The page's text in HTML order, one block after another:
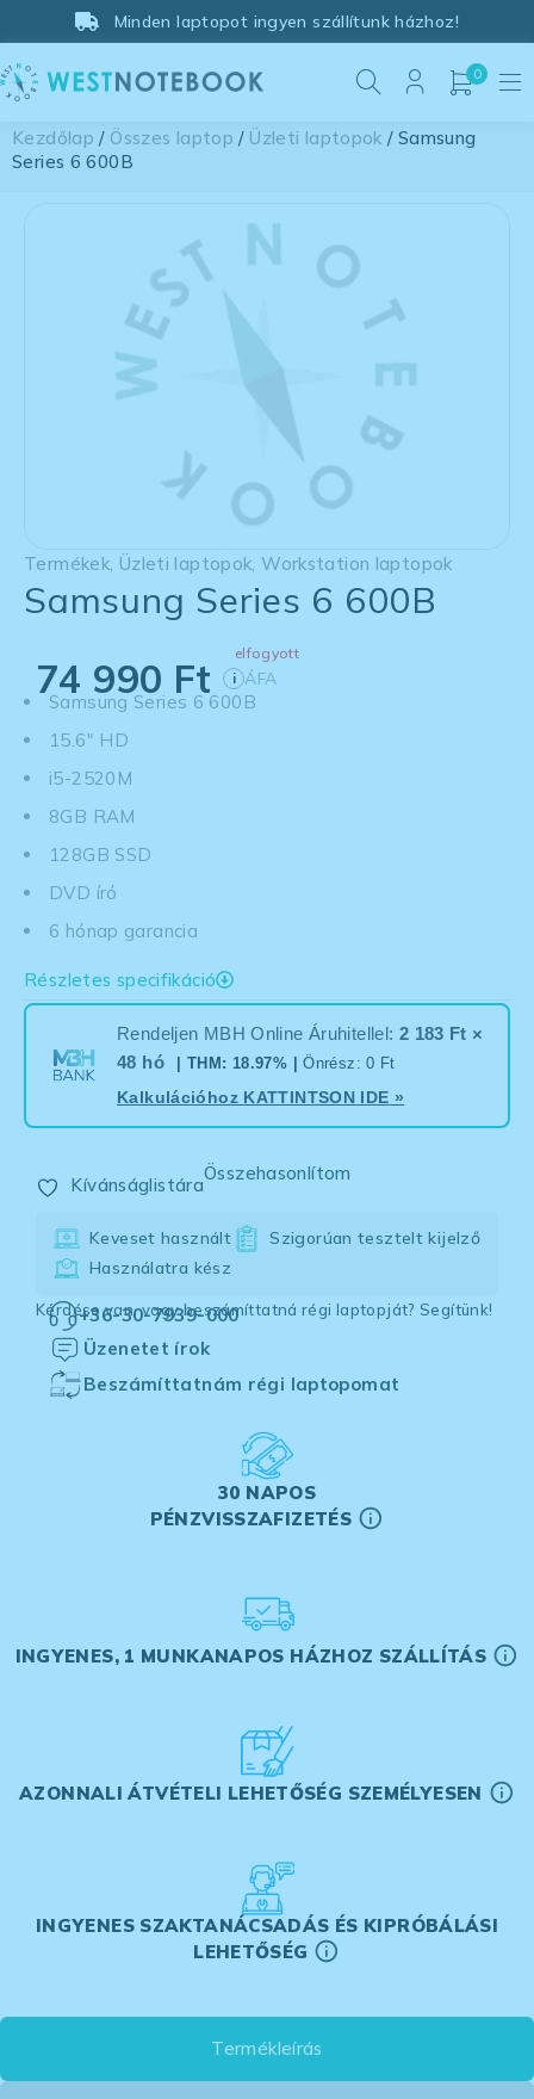
Minden laptopot ingyen szállítunk házhoz!
0
Kezdőlap / Összes laptop / Üzleti laptopok / Samsung
Series 6 600B
Termékek Üzleti laptopok Workstation laptopok
Samsung Series 6 600B
elfogyott
74 990 Ft i ÁFA
Samsung Series 6 600B
15.6" HD
i5-2520M
8GB RAM
128GB SSD
DVD író
6 hónap garancia
Részletes specifikáció
Rendeljen MBH Online Áruhitellel: 2 183 Ft ×
48 hó
| THM: 18.97% |Önrész: 0 Ft
Kalkulációhoz KATTINTSON IDE »
Kívánságlistára
Összehasonlítom
Keveset használt
Szigorúan tesztelt kijelző
Használatra kész
Kérdése van, vagy beszámíttatná régi laptopját? Segítünk!
+36-30-7939-000
Üzenetet írok
Beszámíttatnám régi laptopomat
30 NAPOS
PÉNZVISSZAFIZETÉS
INGYENES, 1 MUNKANAPOS HÁZHOZ SZÁLLÍTÁS
AZONNALI ÁTVÉTELI LEHETŐSÉG SZEMÉLYESEN
INGYENES SZAKTANÁCSADÁS ÉS KIPRÓBÁLÁSI
LEHETŐSÉG
Termékleírás